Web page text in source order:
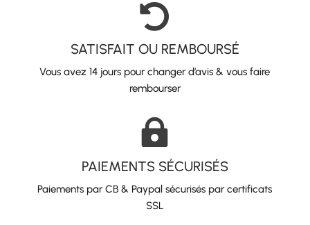

SATISFAIT OU REMBOURSÉ
Vous avez 14 jours pour changer d’avis & vous faire
rembourser

PAIEMENTS SÉCURISÉS
Paiements par CB & Paypal sécurisés par certificats
SSL